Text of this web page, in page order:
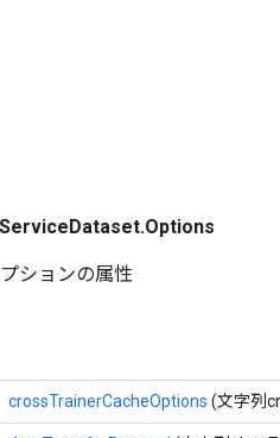
ションの属性
crossTrainerCacheOptions (文字列